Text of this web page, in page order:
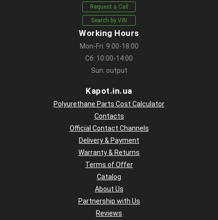
Request a Call
Search by VIN
Working Hours
Mon-Fri: 9:00-18:00
Сб: 10:00-14:00
Sun: output
Kapot.in.ua
Polyurethane Parts Cost Calculator
Contacts
Official Contact Channels
Delivery & Payment
Warranty & Returns
Terms of Offer
Catalog
About Us
Partnership with Us
Reviews